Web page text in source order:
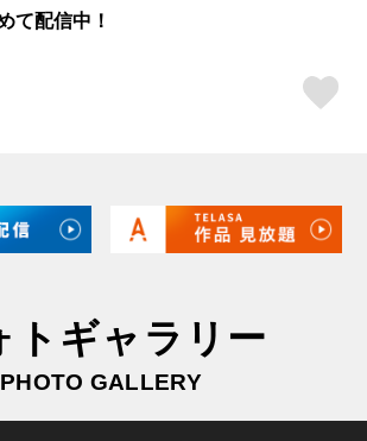
て配信中！
トギャラリー
PHOTO GALLERY